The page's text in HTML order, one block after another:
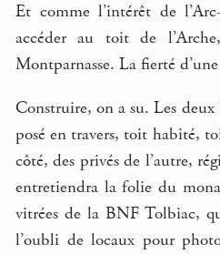
Et comme l’intérêt de
accéder au toit de
Montparnasse. La fierté
Construire, on a su. Les
posé en travers, toit habité,
côté, des privés de l’autre,
entretiendra la folie du
vitrées de la BNF Tolbiac,
l’oubli de locaux pour